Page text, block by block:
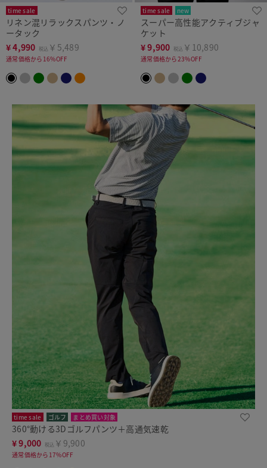
time sale
リネン混リラックスパンツ・ノ
ータック
¥4,990 税込 ￥5,489
通常価格から16%OFF
time sale
new
上下セットで5,000円OFF
スーパー高性能アクティブジャ
ケット
¥9,900 税込 ￥10,890
通常価格から23%OFF
time sale ゴルフ まとめ買い対象
360°動ける3Dゴルフパンツ＋高通気速乾
¥9,000 税込 ￥9,900
通常価格から17%OFF